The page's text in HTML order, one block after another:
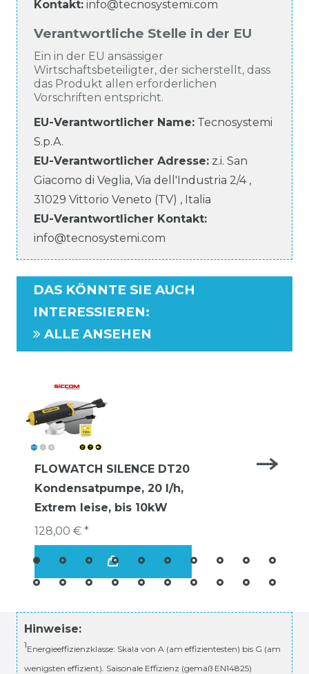
Kontakt: info@tecnosystemi.com
Verantwortliche Stelle in der EU
Ein in der EU ansässiger
Wirtschaftsbeteiligter, der sicherstellt, dass
das Produkt allen erforderlichen
Vorschriften entspricht.
EU-Verantwortlicher Name: Tecnosystemi
S.p.A.
EU-Verantwortlicher Adresse: z.i. San
Giacomo di Veglia, Via dell'Industria 2/4,
31029 Vittorio Veneto (TV) , Italia
EU-Verantwortlicher Kontakt:
info@tecnosystemi.com
DAS KÖNNTE SIE AUCH
INTERESSIEREN:
ALLE ANSEHEN
FLOWATCH SILENCE DT20
Kondensatpumpe, 20 l/h,
Extrem leise, bis 10kW
128,00 € *
Hinweise:
1Energieeffizienzklasse: Skala von A (am effizientesten) bis G (am
wenigsten effizient). Saisonale Effizienz (gemäß EN14825)